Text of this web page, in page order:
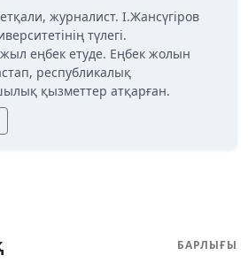
журналист. І.Жансүгіров
түлегі.
еңбек етуде. Еңбек жолын
республикалық
қызметтер атқарған.
БАРЛЫҒЫ